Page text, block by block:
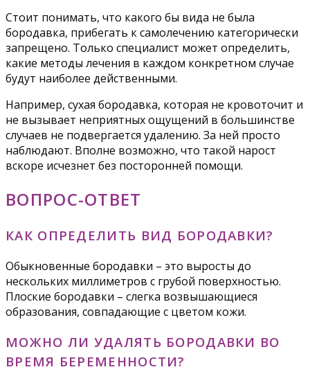
Стоит понимать, что какого бы вида не была
бородавка, прибегать к самолечению категорически
запрещено. Только специалист может определить,
какие методы лечения в каждом конкретном случае
будут наиболее действенными.
Например, сухая бородавка, которая не кровоточит и
не вызывает неприятных ощущений в большинстве
случаев не подвергается удалению. За ней просто
наблюдают. Вполне возможно, что такой нарост
вскоре исчезнет без посторонней помощи.
ВОПРОС-ОТВЕТ
КАК ОПРЕДЕЛИТЬ ВИД БОРОДАВКИ?
Обыкновенные бородавки – это выросты до
нескольких миллиметров с грубой поверхностью.
Плоские бородавки – слегка возвышающиеся
образования, совпадающие с цветом кожи.
МОЖНО ЛИ УДАЛЯТЬ БОРОДАВКИ ВО
ВРЕМЯ БЕРЕМЕННОСТИ?